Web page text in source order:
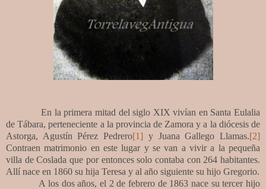
En la primera mitad del siglo XIX vivían en Santa Eulalia
de Tábara, perteneciente a la provincia de Zamora y a la diócesis de
Astorga, Agustín Pérez Pedrero[1] y Juana Gallego Llamas.[2]
Contraen matrimonio en este lugar y se van a vivir a la pequeña
villa de Coslada que por entonces solo contaba con 264 habitantes.
Allí nace en 1860 su hija Teresa y al año siguiente su hijo Gregorio.
A los dos años, el 2 de febrero de 1863 nace su tercer hijo